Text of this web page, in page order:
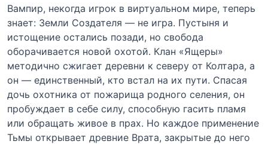
Вампир, некогда игрок в виртуальном мире, теперь
знает: Земли Создателя — не игра. Пустыня и
истощение остались позади, но свобода
оборачивается новой охотой. Клан «Ящеры»
методично сжигает деревни к северу от Колтара, а
он — единственный, кто встал на их пути. Спасая
дочь охотника от пожарища родного селения, он
пробуждает в себе силу, способную гасить пламя
или обращать живое в прах. Но каждое применение
Тьмы открывает древние Врата, закрытые до него